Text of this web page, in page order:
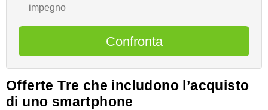
impegno
Confronta
Offerte Tre che includono l’acquisto
di uno smartphone